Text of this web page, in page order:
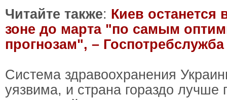
Читайте также: Киев останется
зоне до марта "по самым
прогнозам", – Госпотребслужба
Система здравоохранения
уязвима, и страна гораздо лучше